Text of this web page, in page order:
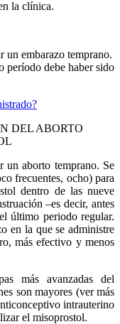
la clínica.
un embarazo temprano.
período debe haber sido
DEL ABORTO
un aborto temprano. Se
frecuentes, ocho) para
dentro de las nueve
–es decir, antes
último periodo regular.
en la que se administre
más efectivo y menos
más avanzadas del
son mayores (ver más
intrauterino
el misoprostol.